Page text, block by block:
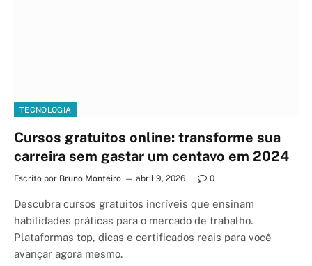
TECNOLOGIA
Cursos gratuitos online: transforme sua
carreira sem gastar um centavo em 2024
Escrito por Bruno Monteiro abril 9, 2026 0
Descubra cursos gratuitos incríveis que ensinam
habilidades práticas para o mercado de trabalho.
Plataformas top, dicas e certificados reais para você
avançar agora mesmo.